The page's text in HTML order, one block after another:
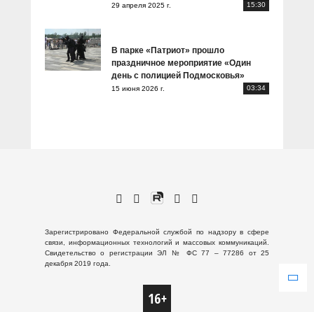
29 апреля 2025 г. 15:30
В парке «Патриот» прошло
праздничное мероприятие «Один
день с полицией Подмосковья»
15 июня 2026 г. 03:34
Зарегистрировано Федеральной службой по надзору в сфере
связи, информационных технологий и массовых коммуникаций.
Свидетельство о регистрации ЭЛ № ФС 77 – 77286 от 25
декабря 2019 года.